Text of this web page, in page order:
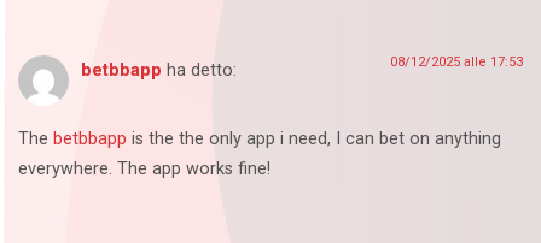
betbbapp ha detto: 08/12/2025 alle 17:53
The betbbapp is the the only app i need, I can bet on anything
everywhere. The app works fine!